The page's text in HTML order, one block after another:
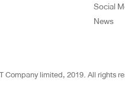
Social
News
Company limited, 2019.All rights